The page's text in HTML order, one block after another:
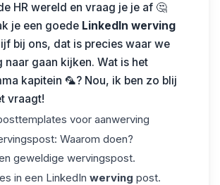
HR wereld en vraag je je af 🤔
je een goede LinkedIn werving
bij ons, dat is precies waar we
naar gaan kijken. Wat is het
kapitein 🦜? Nou, ik ben zo blij
vraagt!
voor aanwerving
Waarom doen?
geweldige wervingspost.
in een LinkedIn werving post.